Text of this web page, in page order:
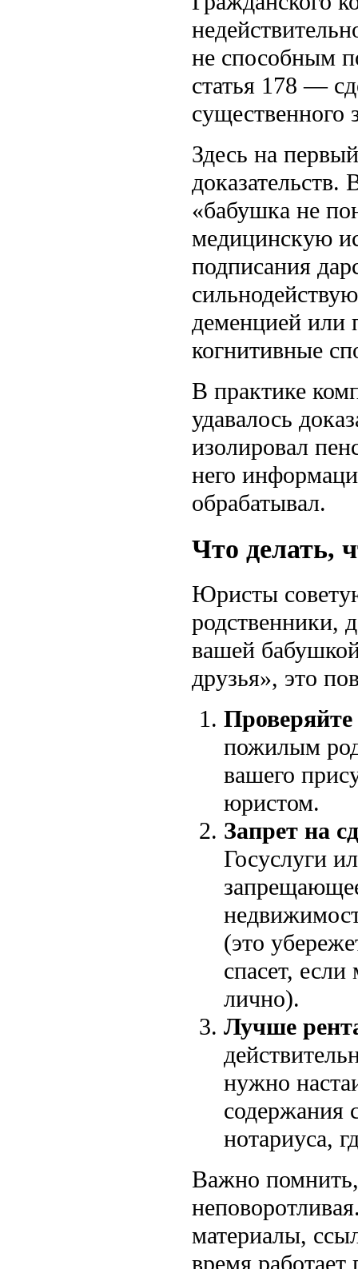
не способным
статья 178 —
существенного
Здесь на
доказательств.
«бабушка не
медицинскую
подписания
деменцией или
когнитивные
В практике
удавалось
изолировал
него
обрабатывал.
Что делать,
Юристы
родственники,
вашей
друзья», это
пожилым
вашего
юристом.
Запрет на
Госуслуги
(это
спасет,
лично).
Лучше
нужно
содержания
нотариуса,
Важно
материалы,
время